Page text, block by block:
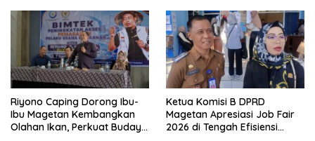
Riyono Caping Dorong Ibu-
Ibu Magetan Kembangkan
Olahan Ikan, Perkuat Budaya
Ketua Komisi B DPRD
Magetan Apresiasi Job Fair
2026 di Tengah Efisiensi